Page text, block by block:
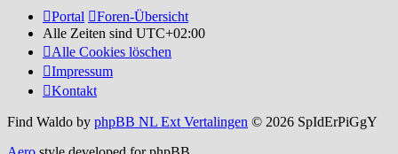
Portal
Foren-Übersicht
Alle Zeiten sind UTC+02:00
Alle Cookies löschen
Impressum
Kontakt
Find Waldo by phpBB NL Ext Vertalingen © 2026 SpIdErPiGgY